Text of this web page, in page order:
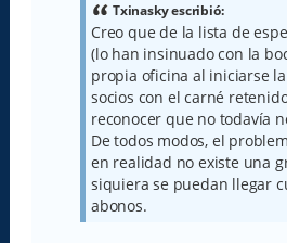
Txinasky escribió:
Creo que de la lista de
(lo han insinuado con la
propia oficina al iniciarse
socios con el carné
reconocer que no todavía
De todos modos, el
en realidad no existe una
siquiera se puedan llegar
abonos.